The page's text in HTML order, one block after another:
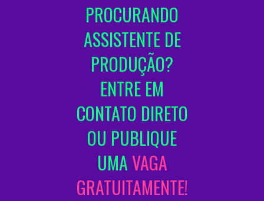
PROCURANDO
ASSISTENTE DE
PRODUÇÃO?
ENTRE EM
CONTATO DIRETO
OU PUBLIQUE
UMAVAGA
GRATUITAMENTE!